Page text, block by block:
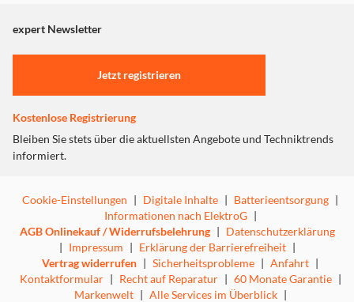
"Marketing".
Einstellungen anpassen
expert Newsletter
Jetzt registrieren
Kostenlose Registrierung
Bleiben Sie stets über die aktuellsten Angebote und Techniktrends
informiert.
Cookie-Einstellungen | Digitale Inhalte | Batterieentsorgung |
Informationen nach ElektroG |
AGB Onlinekauf / Widerrufsbelehrung | Datenschutzerklärung
| Impressum | Erklärung der Barrierefreiheit |
Vertrag widerrufen | Sicherheitsprobleme | Anfahrt |
Kontaktformular | Recht auf Reparatur | 60 Monate Garantie |
Markenwelt | Alle Services im Überblick |